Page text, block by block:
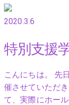
2020.3.6
特別支援
こんにちは。 先
催させていただ
て、実際にホー